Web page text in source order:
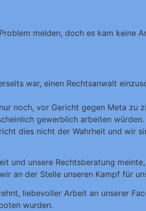
melden, doch es kam keine
war, einen Rechtsanwalt
noch, vor Gericht gegen Meta zu
gewerblich arbeiten würden.
dies nicht der Wahrheit und wir
und unsere Rechtsberatung
an der Stelle unseren Kampf für
liebevoller Arbeit an unserer
wurden.